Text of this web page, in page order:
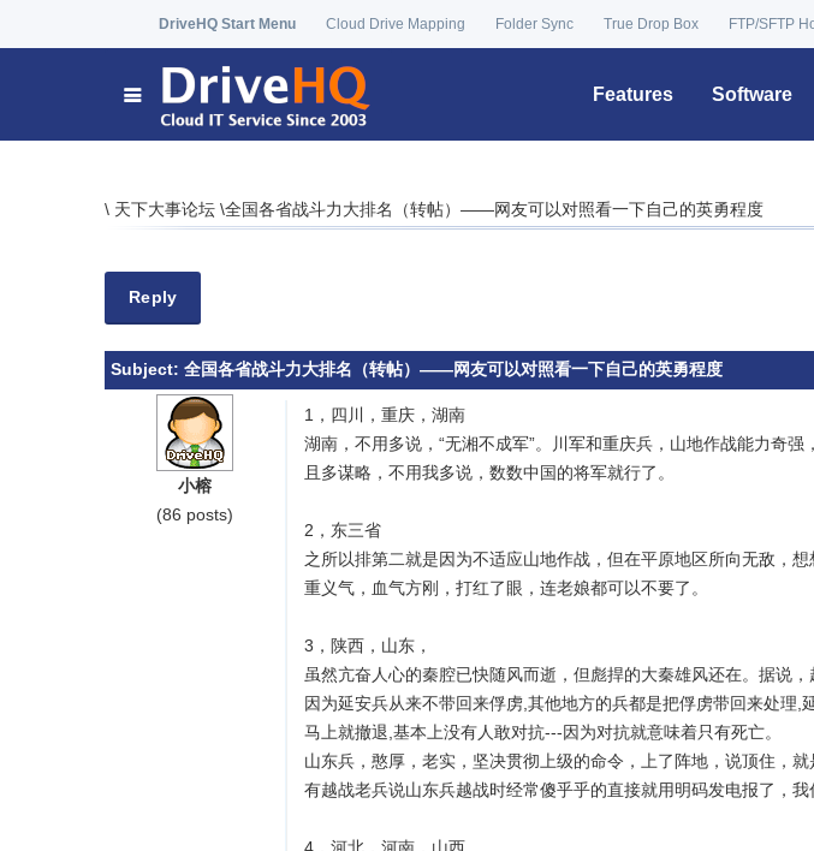
DriveHQ Start Menu Cloud Drive Mapping Folder Sync True Drop Box FTP/SFTP
Features Software
\ 天下大事论坛 \全国各省战斗力大排名（转帖）——网友可以对照看一下自己的英勇程度
Reply
Subject: 全国各省战斗力大排名（转帖）——网友可以对照看一下自己的英勇程度
小榕
(86 posts)
1，四川，重庆，湖南
湖南，不用多说，“无湘不成军”。川军和重庆兵，山地作战能力奇
且多谋略，不用我多说，数数中国的将军就行了。
2，东三省
之所以排第二就是因为不适应山地作战，但在平原地区所向无敌，
重义气，血气方刚，打红了眼，连老娘都可以不要了。
3，陕西，山东，
虽然亢奋人心的秦腔已快随风而逝，但彪捍的大秦雄风还在。据说
因为延安兵从来不带回来俘虏,其他地方的兵都是把俘虏带回来处理
马上就撤退,基本上没有人敢对抗---因为对抗就意味着只有死亡。
山东兵，憨厚，老实，坚决贯彻上级的命令，上了阵地，说顶住，
有越战老兵说山东兵越战时经常傻乎乎的直接就用明码发电报了，